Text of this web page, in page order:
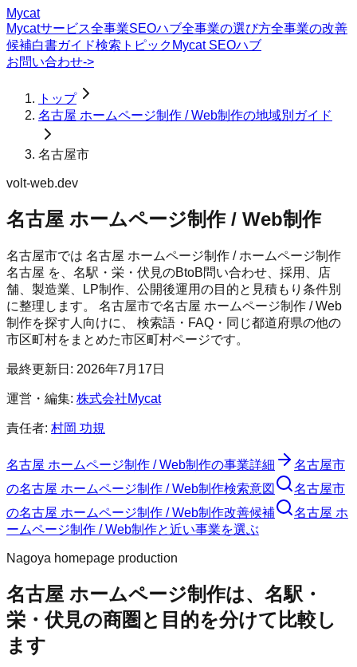
Mycat
Mycatサービス全事業SEOハブ全事業の選び方全事業の改善
候補白書ガイド検索トピック Mycat SEOハブ
お問い合わせ->
トップ
名古屋 ホームページ制作 / Web制作の地域別ガイド
名古屋市
volt-web.dev
名古屋 ホームページ制作 / Web制作
名古屋市では 名古屋 ホームページ制作 / ホームページ制作
名古屋 を、名駅・栄・伏見のBtoB問い合わせ、採用、店
舗、製造業、LP制作、公開後運用の目的と見積もり条件別
に整理します。 名古屋市で名古屋 ホームページ制作 / Web
制作を探す人向けに、 検索語・FAQ・同じ都道府県の他の
市区町村をまとめた市区町村ページです。
最終更新日: 2026年7月17日
運営・編集: 株式会社Mycat
責任者: 村岡 功規
名古屋 ホームページ制作 / Web制作の事業詳細
名古屋市
の名古屋 ホームページ制作 / Web制作検索意図
名古屋市
の名古屋 ホームページ制作 / Web制作改善候補
名古屋 ホ
ームページ制作 / Web制作と近い事業を選ぶ
Nagoya homepage production
名古屋 ホームページ制作は、名駅・
栄・伏見の商圏と目的を分けて比較し
ます